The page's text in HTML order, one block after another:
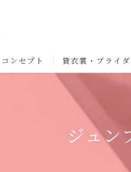
コンセプト 貸衣裳・ブライ
ジュン